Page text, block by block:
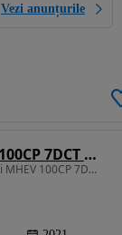
Vezi anunțurile
Hyundai i20 1.0 l T-GDi MHEV 100CP 7DCT 5DR Led Line
998 cm3 • 100 CP • Hyundai i20 1.0 l T-GDi MHEV 100CP 7DCT 5DR Led Line